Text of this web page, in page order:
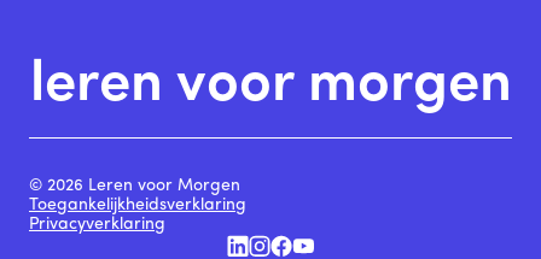
leren voor morgen
© 2026 Leren voor Morgen
Toegankelijkheidsverklaring
Privacyverklaring